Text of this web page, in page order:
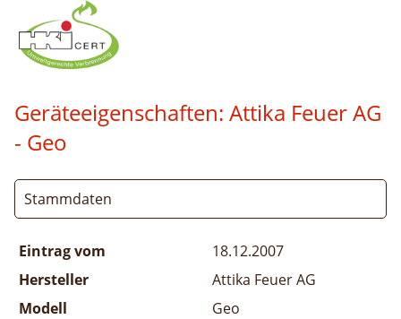
Geräteeigenschaften: Attika Feuer AG
- Geo
Stammdaten
Eintrag vom
18.12.2007
Hersteller
Attika Feuer AG
Modell
Geo